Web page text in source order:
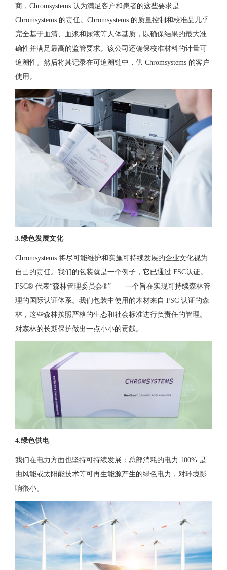
商，Chromsystems 认为满足客户和患者的这些要求是
Chromsystems 的责任。Chromsystems 的质量控制和校准品几乎
完全基于血清、血浆和尿液等人体基质，以确保结果的最大准
确性并满足最高的监管要求。该公司还确保校准材料的计量可
追溯性。然后将其记录在可追溯链中，供 Chromsystems 的客户
使用。
3.绿色发展文化
Chromsystems 将尽可能维护和实施可持续发展的企业文化视为
自己的责任。我们的包装就是一个例子，它已通过 FSC认证。
FSC® 代表“森林管理委员会®”——一个旨在实现可持续森林管
理的国际认证体系。我们包装中使用的木材来自 FSC 认证的森
林，这些森林按照严格的生态和社会标准进行负责任的管理。
对森林的长期保护做出一点小小的贡献。
4.绿色供电
我们在电力方面也坚持可持续发展：总部消耗的电力 100% 是
由风能或太阳能技术等可再生能源产生的绿色电力，对环境影
响很小。